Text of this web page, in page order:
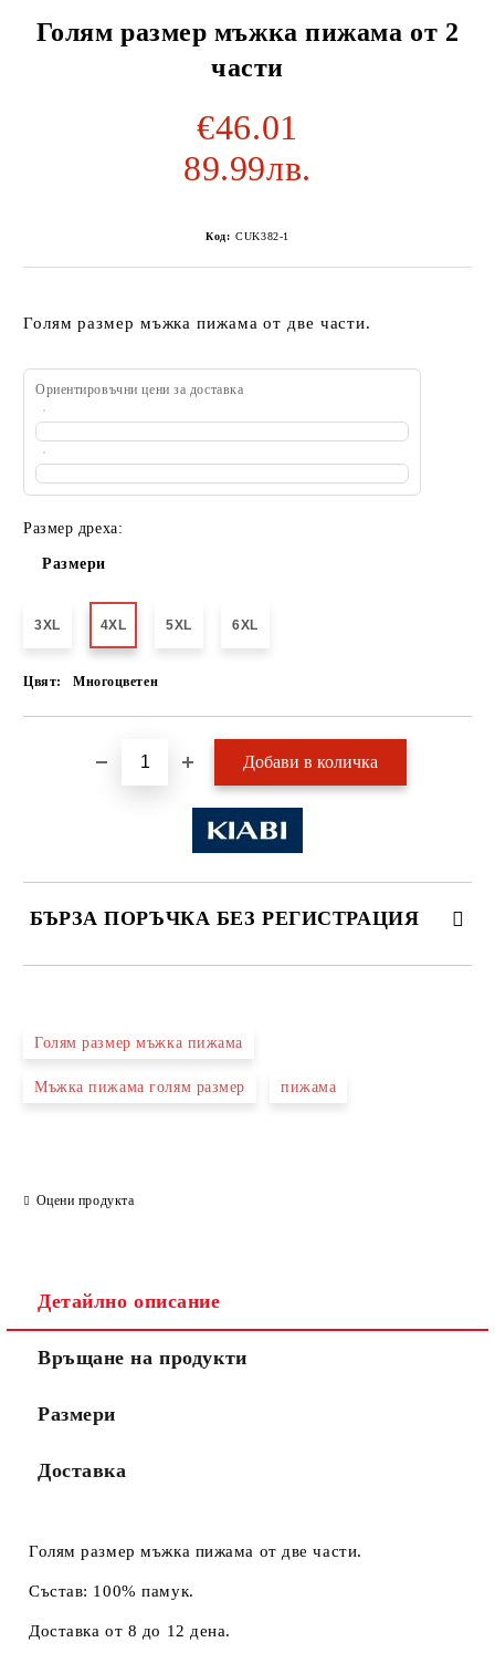
Голям размер мъжка пижама от 2
части
€46.01
89.99лв.
Код: CUK382-1
Голям размер мъжка пижама от две части.
Ориентировъчни цени за доставка
Размер дреха:
Размери
3XL 4XL 5XL 6XL
Цвят: Многоцветен
БЪРЗА ПОРЪЧКА БЕЗ РЕГИСТРАЦИЯ
Ние ще се свържем с вас в рамките на работния ден.
Голям размер мъжка пижама
Мъжка пижама голям размер пижама
Оцени продукта
Детайлно описание
Връщане на продукти
Размери
Доставка
Голям размер мъжка пижама от две части.
Състав: 100% памук.
Доставка от 8 до 12 дена.